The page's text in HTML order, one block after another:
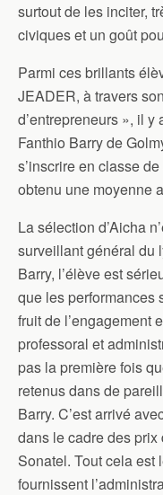
surtout de les inciter,
civiques et un goût
Parmi ces brillants
JEADER, à travers
d’entrepreneurs », il
Fanthio Barry de
s’inscrire en classe
obtenu une moyenne
La sélection d’Aicha
surveillant général du
Barry, l’élève est
que les performances
fruit de l’engagement
professoral et
pas la première fois
retenus dans de
Barry. C’est arrivé
dans le cadre des prix
Sonatel. Tout cela est
fournissent